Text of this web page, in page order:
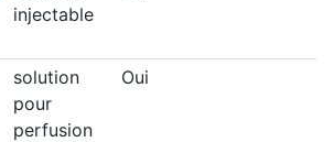
injectable
solution
pour
perfusion
Oui